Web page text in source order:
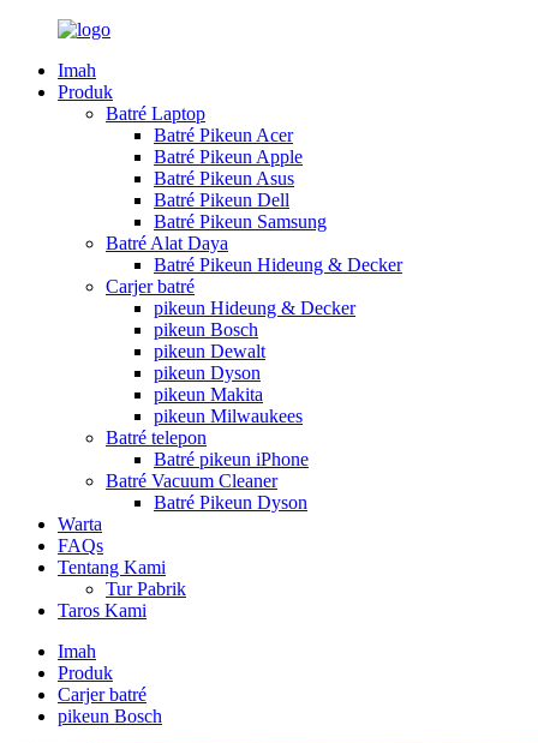
Imah
Produk
Batré Laptop
Batré Pikeun Acer
Batré Pikeun Apple
Batré Pikeun Asus
Batré Pikeun Dell
Batré Pikeun Samsung
Batré Alat Daya
Batré Pikeun Hideung & Decker
Carjer batré
pikeun Hideung & Decker
pikeun Bosch
pikeun Dewalt
pikeun Dyson
pikeun Makita
pikeun Milwaukees
Batré telepon
Batré pikeun iPhone
Batré Vacuum Cleaner
Batré Pikeun Dyson
Warta
FAQs
Tentang Kami
Tur Pabrik
Taros Kami
Imah
Produk
Carjer batré
pikeun Bosch